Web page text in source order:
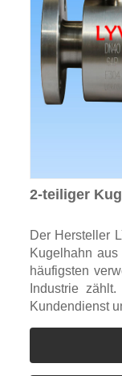
2-teiliger
Der Hersteller
Kugelhahn
häufigsten
Industrie
Kundendienst